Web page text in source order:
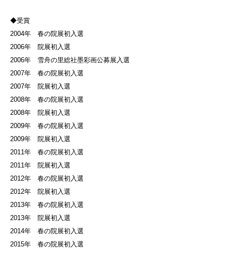
◆受賞
2004年 春の院展初入選
2006年 院展初入選
2006年 雪舟の里総社墨彩画公募展入選
2007年 春の院展初入選
2007年 院展初入選
2008年 春の院展初入選
2008年 院展初入選
2009年 春の院展初入選
2009年 院展初入選
2011年 春の院展初入選
2011年 院展初入選
2012年 春の院展初入選
2012年 院展初入選
2013年 春の院展初入選
2013年 院展初入選
2014年 春の院展初入選
2015年 春の院展初入選